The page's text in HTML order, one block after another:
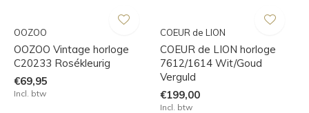
OOZOO
OOZOO Vintage horloge
C20233 Rosékleurig
€69,95
Incl. btw
COEUR de LION
COEUR de LION horloge
7612/1614 Wit/Goud
Verguld
€199,00
Incl. btw